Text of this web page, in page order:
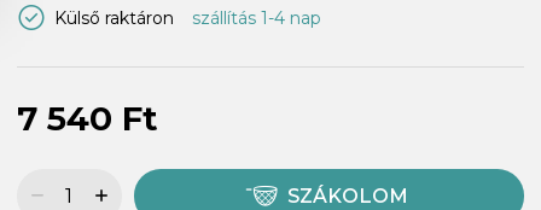
Külső raktáron szállítás 1-4 nap
7 540 Ft
SZÁKOLOM